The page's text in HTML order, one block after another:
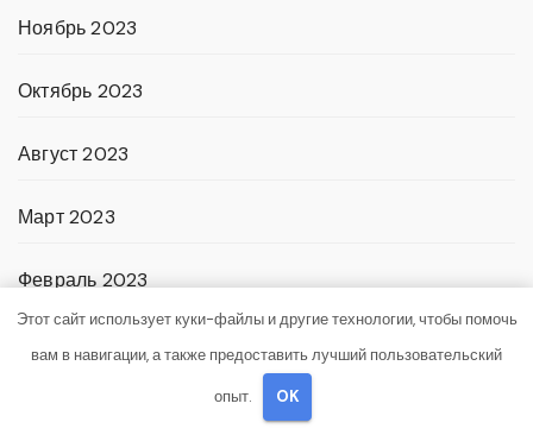
Ноябрь 2023
Октябрь 2023
Август 2023
Март 2023
Февраль 2023
Этот сайт использует куки-файлы и другие технологии, чтобы помочь
вам в навигации, а также предоставить лучший пользовательский
опыт. OK